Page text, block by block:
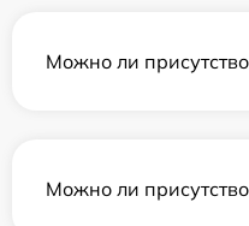
Можно ли
Можно ли